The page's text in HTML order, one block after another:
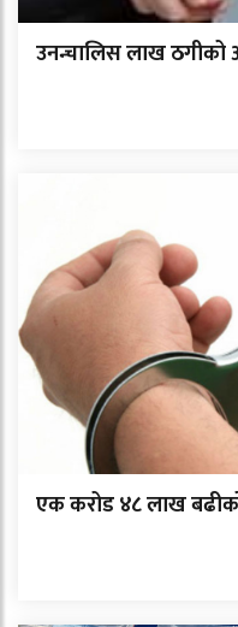
उनन्चालिस लाख ठगीको
एक करोड ४८ लाख बढीको